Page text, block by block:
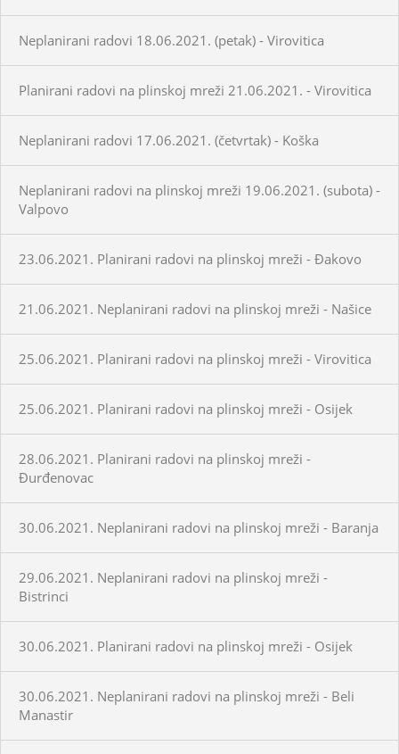
Neplanirani radovi 18.06.2021. (petak) - Virovitica
Planirani radovi na plinskoj mreži 21.06.2021. - Virovitica
Neplanirani radovi 17.06.2021. (četvrtak) - Koška
Neplanirani radovi na plinskoj mreži 19.06.2021. (subota) -
Valpovo
23.06.2021. Planirani radovi na plinskoj mreži - Đakovo
21.06.2021. Neplanirani radovi na plinskoj mreži - Našice
25.06.2021. Planirani radovi na plinskoj mreži - Virovitica
25.06.2021. Planirani radovi na plinskoj mreži - Osijek
28.06.2021. Planirani radovi na plinskoj mreži -
Đurđenovac
30.06.2021. Neplanirani radovi na plinskoj mreži - Baranja
29.06.2021. Neplanirani radovi na plinskoj mreži -
Bistrinci
30.06.2021. Planirani radovi na plinskoj mreži - Osijek
30.06.2021. Neplanirani radovi na plinskoj mreži - Beli
Manastir